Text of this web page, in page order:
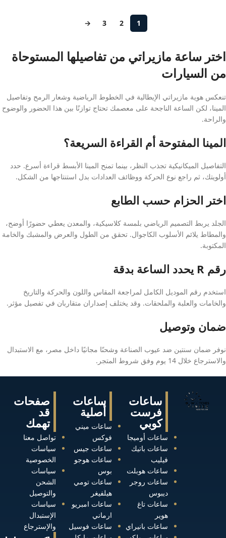
1
2
3
→
اختر ساعة مازيراتي من تفاصيلها المستوحاة
من السيارات
تنعكس هوية مازيراتي الإيطالية في الخطوط الرياضية وشعار الرمح وتفاصيل
المينا، لكن الساعة الناجحة على معصمك تحتاج توازنًا بين هذا الحضور والوضوح
والراحة.
المينا المفتوحة أم القراءة السريعة؟
التفاصيل الميكانيكية تجذب النظر، بينما تمنح المينا الأبسط قراءة أسرع. حدد
أولويتك، ثم راجع نوع الحركة ووظائف العدادات بدل استنتاجها من الشكل.
اختر الحزام حسب الطابع
الجلد يربط التصميم الرياضي بلمسة كلاسيكية، والمعدن يعطي حضورًا أوضح،
والمطاط يلائم الأسلوب الكاجوال. تحقق من الطول والعرض والمشبك والخامة
المكتوبة.
رقم R يحدد الساعة بدقة
استخدم رقم الموديل الكامل لمراجعة المقاس واللون والحركة والتاريخ
والخامات والعلبة والملحقات. وقد يختلف إصداران متقاربان في تفصيل مؤثر.
ضمان وتوصيل
نوفر ضمان سنتين ضد عيوب الصناعة وشحنًا مجانيًا داخل مصر، مع الاستبدال
والاسترجاع خلال 14 يوم وفق شروط المتجر.
صفحات
قد
تهمك
تواصل معنا
سياسات
الخصوصية
سياسات
الشحن
والتوصيل
سياسات
الإستبدال
والإسترجاع
ساعات
أصلية
ساعات ميني
فوكس
ساعات جيس
ساعات هوجو
بوس
ساعات تومي
هيلفيغر
ساعات امبريو
ارماني
ساعات فوسيل
ساعات
فرست
كوبي
ساعات أوميجا
ساعات باتيك
فيليب
ساعات هوبلت
ساعات روجر
ديبوس
ساعات تاغ
هوير
ساعات بانيراي